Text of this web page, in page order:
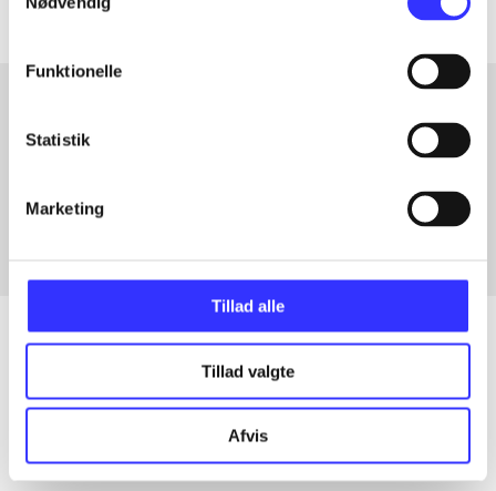
Funktionelle
Statistik
Marketing
Tillad alle
Tillad valgte
Afvis
Artikler med samme emner
Artikler
Alle registrerede artikler fordelt på udgivelser